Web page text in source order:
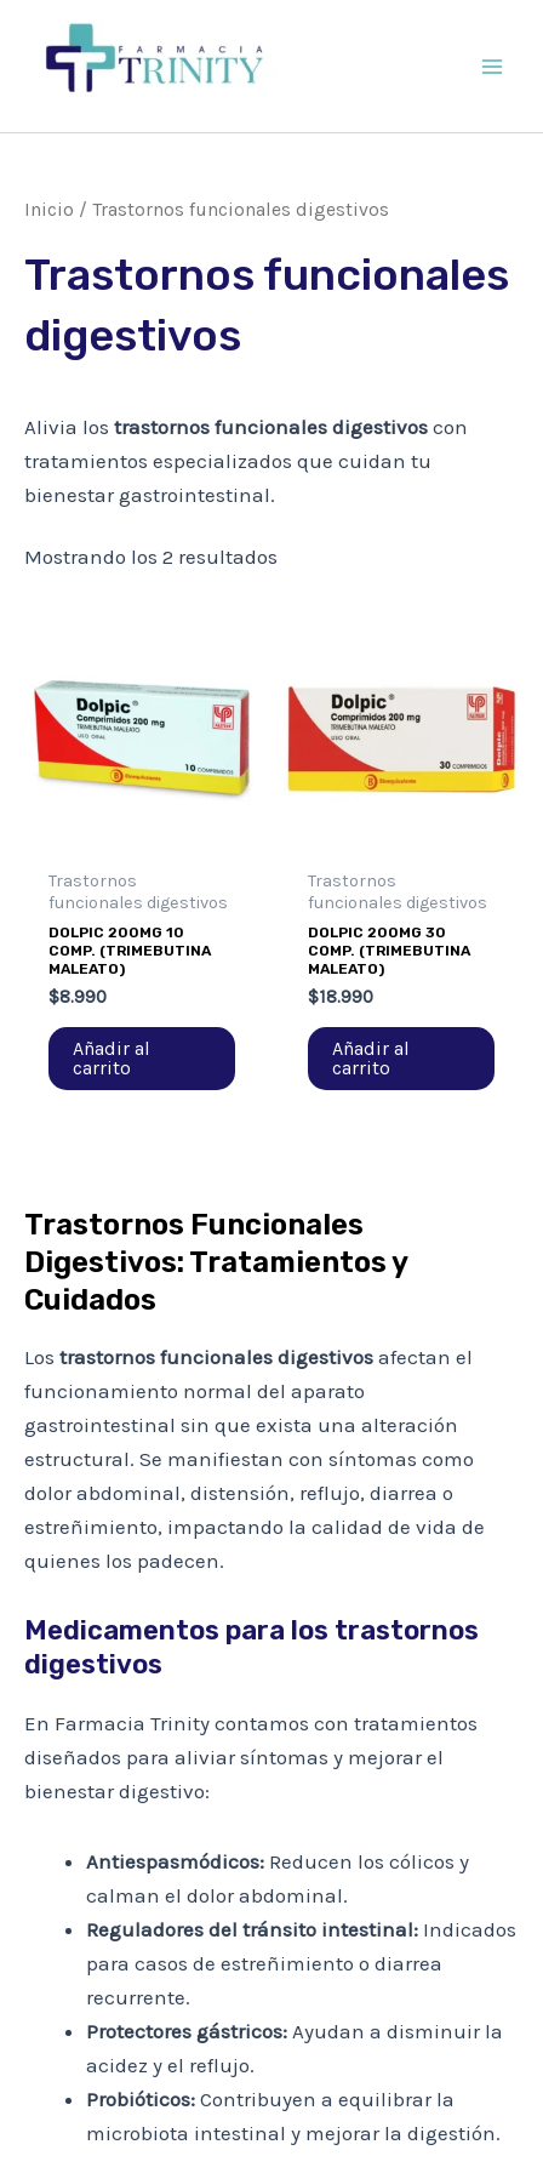
contenido
Inicio / Trastornos funcionales digestivos
Trastornos funcionales
digestivos
Alivia los trastornos funcionales digestivos con
tratamientos especializados que cuidan tu
bienestar gastrointestinal.
Mostrando los 2 resultados
Trastornos
funcionales digestivos
DOLPIC 200MG 10
COMP. (TRIMEBUTINA
MALEATO)
$8.990
Añadir al
carrito
Trastornos
funcionales digestivos
DOLPIC 200MG 30
COMP. (TRIMEBUTINA
MALEATO)
$18.990
Añadir al
carrito
Trastornos Funcionales
Digestivos: Tratamientos y
Cuidados
Los trastornos funcionales digestivos afectan el
funcionamiento normal del aparato
gastrointestinal sin que exista una alteración
estructural. Se manifiestan con síntomas como
dolor abdominal, distensión, reflujo, diarrea o
estreñimiento, impactando la calidad de vida de
quienes los padecen.
Medicamentos para los trastornos
digestivos
En Farmacia Trinity contamos con tratamientos
diseñados para aliviar síntomas y mejorar el
bienestar digestivo:
Antiespasmódicos: Reducen los cólicos y
calman el dolor abdominal.
Reguladores del tránsito intestinal: Indicados
para casos de estreñimiento o diarrea
recurrente.
Protectores gástricos: Ayudan a disminuir la
acidez y el reflujo.
Probióticos: Contribuyen a equilibrar la
microbiota intestinal y mejorar la digestión.